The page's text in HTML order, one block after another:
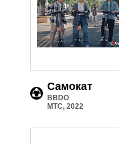
Самокат
BBDO
МТС, 2022